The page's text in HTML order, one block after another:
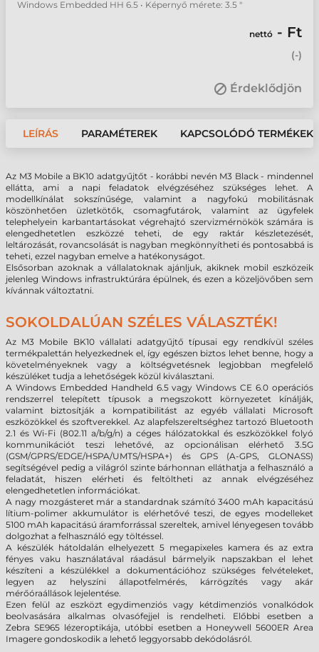
Windows Embedded HH 6.5 • Képernyő mérete: 3.5 "
nettó - Ft
(-)
Érdeklődjön
LEÍRÁS PARAMÉTEREK KAPCSOLÓDÓ TERMÉKEK
Az M3 Mobile a BK10 adatgyűjtőt - korábbi nevén M3 Black - mindennel
ellátta, ami a napi feladatok elvégzéséhez szükséges lehet. A
modellkínálat sokszínűsége, valamint a nagyfokú mobilitásnak
köszönhetően üzletkötők, csomagfutárok, valamint az ügyfelek
telephelyein karbantartásokat végrehajtó szervizmérnökök számára is
elengedhetetlen eszközzé teheti, de egy raktár készletezését,
leltározását, rovancsolását is nagyban megkönnyítheti és pontosabbá is
teheti, ezzel nagyban emelve a hatékonyságot.
Elsősorban azoknak a vállalatoknak ajánljuk, akiknek mobil eszközeik
jelenleg Windows infrastruktúrára épülnek, és ezen a közeljövőben sem
kívánnak változtatni.
SOKOLDALÚAN SZÉLES VÁLASZTÉK!
Az M3 Mobile BK10 vállalati adatgyűjtő típusai egy rendkívül széles
termékpalettán helyezkednek el, így egészen biztos lehet benne, hogy a
követelményeknek vagy a költségvetésnek legjobban megfelelő
készüléket tudja a lehetőségek közül kiválasztani.
A Windows Embedded Handheld 6.5 vagy Windows CE 6.0 operációs
rendszerrel telepített típusok a megszokott környezetet kínálják,
valamint biztosítják a kompatibilitást az egyéb vállalati Microsoft
eszközökkel és szoftverekkel. Az alapfelszereltséghez tartozó Bluetooth
2.1 és Wi-Fi (802.11 a/b/g/n) a céges hálózatokkal és eszközökkel folyó
kommunikációt teszi lehetővé, az opcionálisan elérhető 3.5G
(GSM/GPRS/EDGE/HSPA/UMTS/HSPA+) és GPS (A-GPS, GLONASS)
segítségével pedig a világról szinte bárhonnan elláthatja a felhasználó a
feladatát, hiszen elérheti és feltöltheti az annak elvégzéséhez
elengedhetetlen információkat.
A nagy mozgásteret már a standardnak számító 3400 mAh kapacitású
lítium-polimer akkumulátor is elérhetővé teszi, de egyes modelleket
5100 mAh kapacitású áramforrással szereltek, amivel lényegesen tovább
dolgozhat a felhasználó egy töltéssel.
A készülék hátoldalán elhelyezett 5 megapixeles kamera és az extra
fényes vaku használatával ráadásul bármelyik napszakban el lehet
készíteni a készülékkel a dokumentációhoz szükséges felvételeket,
legyen az helyszíni állapotfelmérés, kárrögzítés vagy akár
mérőóraállások lejelentése.
Ezen felül az eszközt egydimenziós vagy kétdimenziós vonalkódok
beolvasására alkalmas olvasófejjel is rendelheti. Előbbi esetben a
Zebra SE965 lézeroptikája, utóbbi esetben a Honeywell 5600ER Area
Imagere gondoskodik a lehető leggyorsabb dekódolásról.